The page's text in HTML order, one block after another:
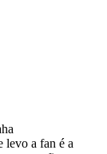
levo a fan é a